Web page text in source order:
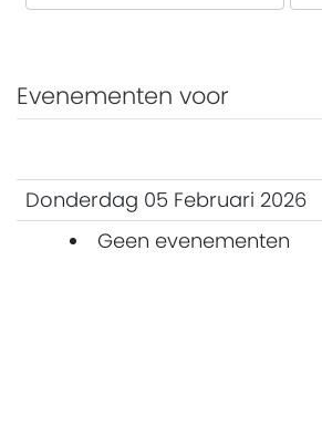
Evenementen voor
Donderdag 05 Februari 2026
Geen evenementen